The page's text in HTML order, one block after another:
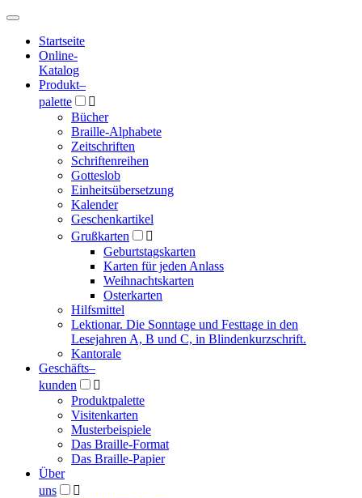
Hauptmenü
Hauptmenü
Startseite
Online-
Katalog
Produkt–
palette

Bücher
Braille-Alphabete
Zeitschriften
Schriftenreihen
Gotteslob
Einheitsübersetzung
Kalender
Geschenkartikel
Grußkarten

Geburtstagskarten
Karten für jeden Anlass
Weihnachtskarten
Osterkarten
Hilfsmittel
Lektionar. Die Sonntage und Festtage in den
Lesejahren A, B und C, in Blindenkurzschrift.
Kantorale
Geschäfts­–
kunden

Produktpalette
Visitenkarten
Musterbeispiele
Das Braille-Format
Das Braille-Papier
Über
uns
